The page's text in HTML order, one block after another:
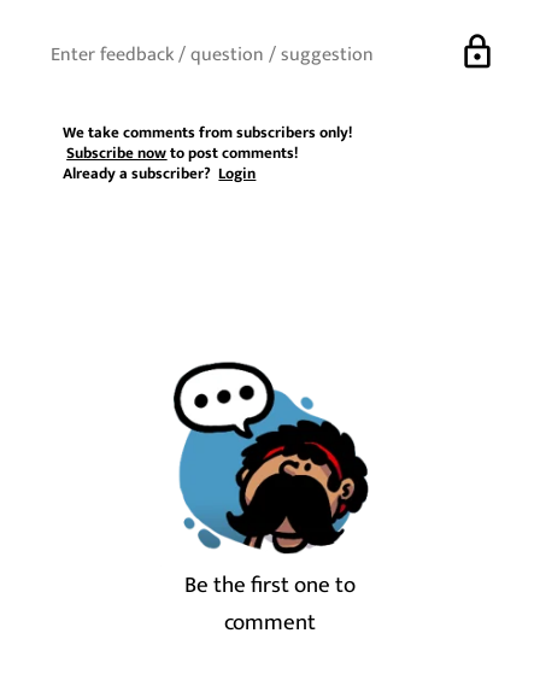
lock
We take comments from subscribers only!
Subscribe nowto post comments!
Already a subscriber?Login
Be the first one to
comment